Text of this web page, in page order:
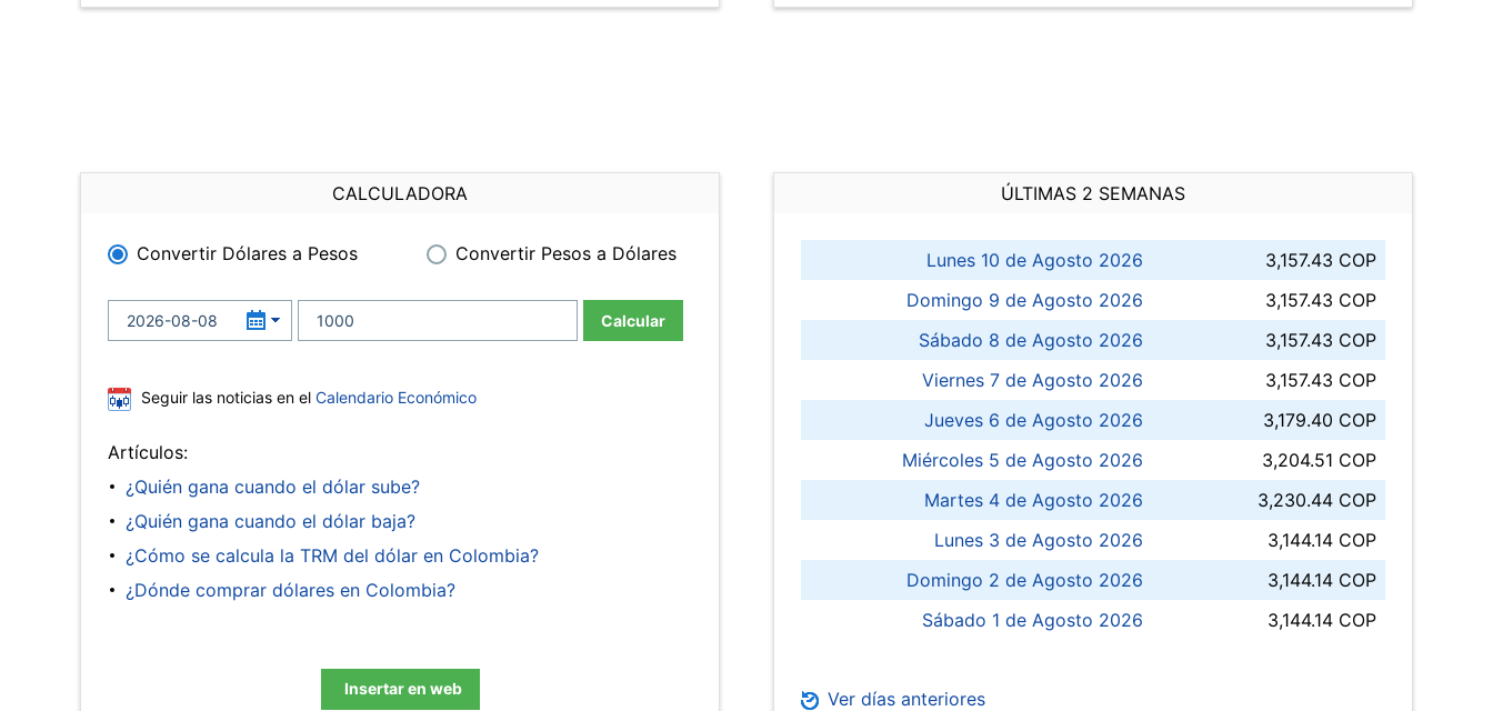
CALCULADORA
Convertir Dólares a Pesos Convertir Pesos a Dólares
Calcular
Seguir las noticias en el Calendario Económico
Artículos:
¿Quién gana cuando el dólar sube?
¿Quién gana cuando el dólar baja?
¿Cómo se calcula la TRM del dólar en Colombia?
¿Dónde comprar dólares en Colombia?
Insertar en web
ÚLTIMAS 2 SEMANAS
Lunes 10 de Agosto 2026
3,157.43 COP
Domingo 9 de Agosto 2026
3,157.43 COP
Sábado 8 de Agosto 2026
3,157.43 COP
Viernes 7 de Agosto 2026
3,157.43 COP
Jueves 6 de Agosto 2026
3,179.40 COP
Miércoles 5 de Agosto 2026
3,204.51 COP
Martes 4 de Agosto 2026
3,230.44 COP
Lunes 3 de Agosto 2026
3,144.14 COP
Domingo 2 de Agosto 2026
3,144.14 COP
Sábado 1 de Agosto 2026
3,144.14 COP
Ver días anteriores